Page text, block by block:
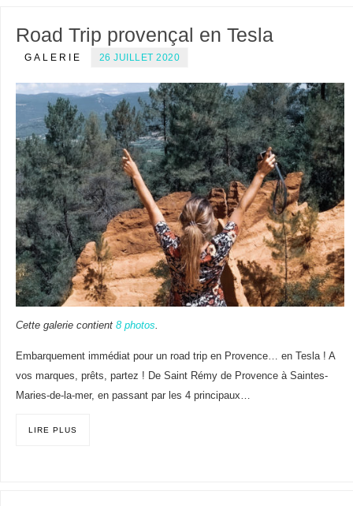
Road Trip provençal en Tesla
GALERIE 26 JUILLET 2020
Cette galerie contient 8 photos.
Embarquement immédiat pour un road trip en Provence… en Tesla ! A
vos marques, prêts, partez ! De Saint Rémy de Provence à Saintes-
Maries-de-la-mer, en passant par les 4 principaux…
LIRE PLUS